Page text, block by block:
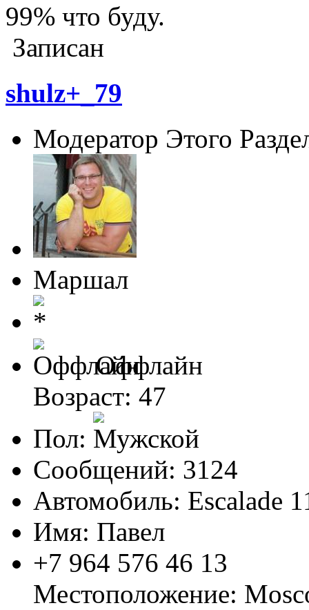
99% что буду.
Записан
shulz+_79
Модератор Этого
Маршал
Оффлайн
Возраст: 47
Пол:
Сообщений: 3124
Автомобиль: Escalade
Имя: Павел
+7 964 576 46 13
Местоположение: